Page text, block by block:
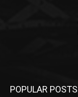
POPULAR POSTS